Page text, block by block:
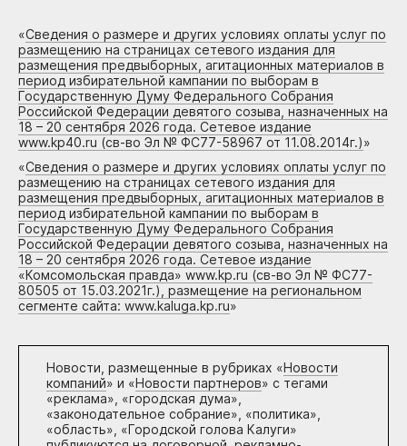
«Сведения о размере и других условиях оплаты услуг по
размещению на страницах сетевого издания для
размещения предвыборных, агитационных материалов в
период избирательной кампании по выборам в
Государственную Думу Федерального Собрания
Российской Федерации девятого созыва, назначенных на
18 – 20 сентября 2026 года. Сетевое издание
www.kp40.ru (св-во Эл № ФС77-58967 от 11.08.2014г.)»
«Сведения о размере и других условиях оплаты услуг по
размещению на страницах сетевого издания для
размещения предвыборных, агитационных материалов в
период избирательной кампании по выборам в
Государственную Думу Федерального Собрания
Российской Федерации девятого созыва, назначенных на
18 – 20 сентября 2026 года. Сетевое издание
«Комсомольская правда» www.kp.ru (св-во Эл № ФС77-
80505 от 15.03.2021г.), размещение на региональном
сегменте сайта: www.kaluga.kp.ru»
Новости, размещенные в рубриках «Новости
компаний» и «Новости партнеров» с тегами
«реклама», «городская дума»,
«законодательное собрание», «политика»,
«область», «Городской голова Калуги»